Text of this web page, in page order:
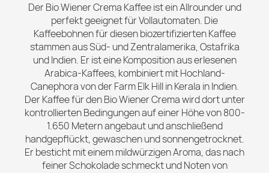
Der Bio Wiener Crema Kaffee ist ein Allrounder und
perfekt geeignet für Vollautomaten. Die
Kaffeebohnen für diesen biozertifizierten Kaffee
stammen aus Süd- und Zentralamerika, Ostafrika
und Indien. Er ist eine Komposition aus erlesenen
Arabica-Kaffees, kombiniert mit Hochland-
Canephora von der Farm Elk Hill in Kerala in Indien.
Der Kaffee für den Bio Wiener Crema wird dort unter
kontrollierten Bedingungen auf einer Höhe von 800-
1.650 Metern angebaut und anschließend
handgepflückt, gewaschen und sonnengetrocknet.
Er besticht mit einem mildwürzigen Aroma, das nach
feiner Schokolade schmeckt und Noten von